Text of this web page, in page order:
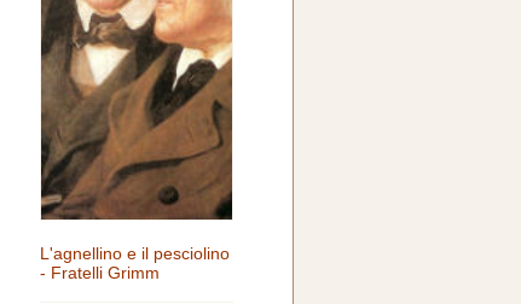
L'agnellino e il pesciolino
- Fratelli Grimm